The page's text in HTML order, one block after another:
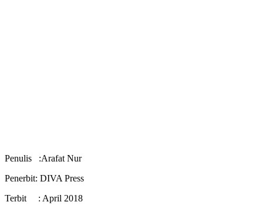
Penulis :Arafat Nur
Penerbit: DIVA Press
Terbit : April 2018